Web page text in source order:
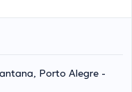
Porto Alegre -